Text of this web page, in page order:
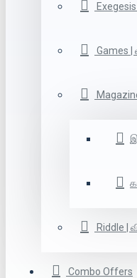
Games |
Riddle |
Combo Offers